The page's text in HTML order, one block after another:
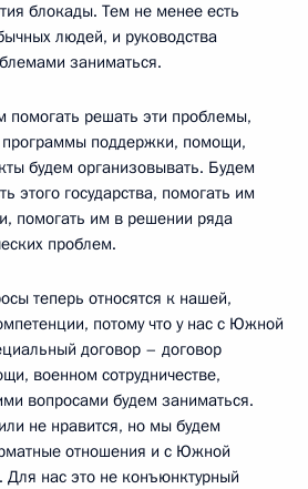
блокады. Тем не менее есть
людей, и руководства
заниматься.
решать эти проблемы,
поддержки, помощи,
будем организовывать. Будем
этого государства, помогать им
помогать им в решении ряда
проблем.
теперь относятся к нашей,
потому что у нас с Южной
договор – договор
военном сотрудничестве,
вопросами будем заниматься.
не нравится, но мы будем
отношения и с Южной
Для нас это не конъюнктурный